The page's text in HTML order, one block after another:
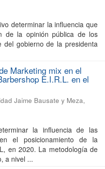
determinar la influencia que
de la opinión pública de los
del gobierno de la presidenta
Marketing mix en el
E.I.R.L. en el
Jaime Bausate y Meza,
la influencia de las
el posicionamiento de la
en 2020. La metodología de
a nivel ...